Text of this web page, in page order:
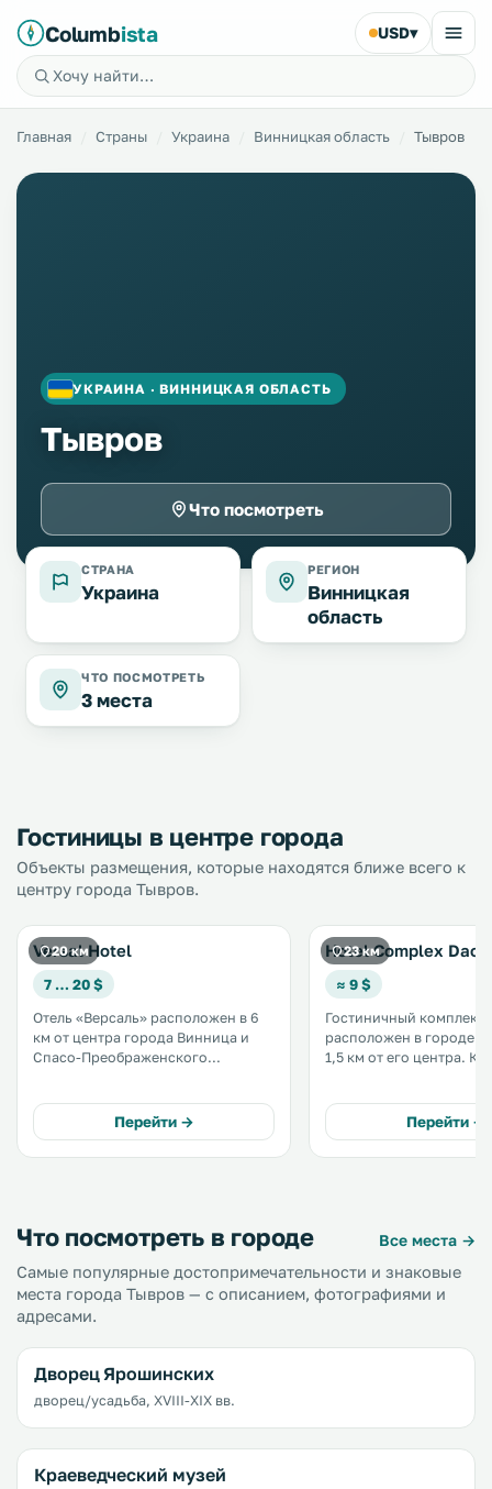
Columbista USD▾
Главная Страны Украина Винницкая область Тывров
УКРАИНА · ВИННИЦКАЯ ОБЛАСТЬ
Тывров
Что посмотреть
СТРАНА
Украина
РЕГИОН
Винницкая
область
ЧТО ПОСМОТРЕТЬ
3 места
Гостиницы в центре города
Объекты размещения, которые находятся ближе всего к
центру города Тывров.
20 км
Versal Hotel
7 … 20 $
Отель «Версаль» расположен в 6
км от центра города Винница и
Спасо-Преображенского
Перейти →
23 км
Hotel Complex
≈ 9 $
Гостиничный комплекс
расположен в городе
1,5 км от его центра. К услугам
в классическом стиле. .
Перейти →
Что посмотреть в городе
Все места →
Самые популярные достопримечательности и знаковые
места города Тывров — с описанием, фотографиями и
адресами.
Дворец Ярошинских
дворец/усадьба, XVIII-XIX вв.
Краеведческий музей